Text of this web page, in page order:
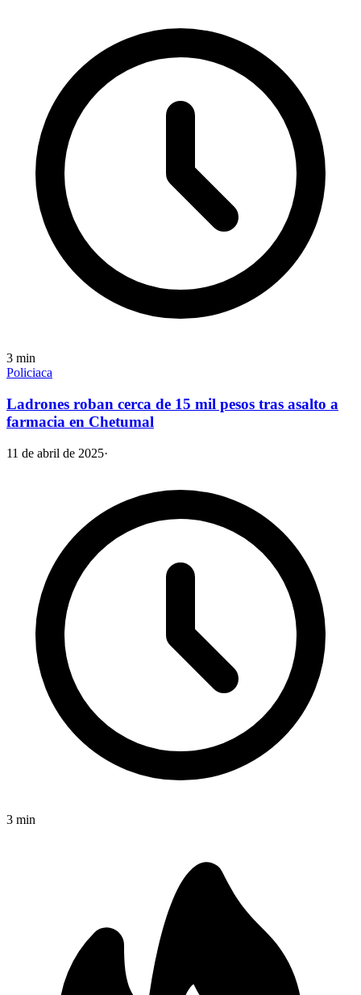
3 min
Policiaca
Ladrones roban cerca de 15 mil pesos tras asalto a
farmacia en Chetumal
11 de abril de 2025·
3 min